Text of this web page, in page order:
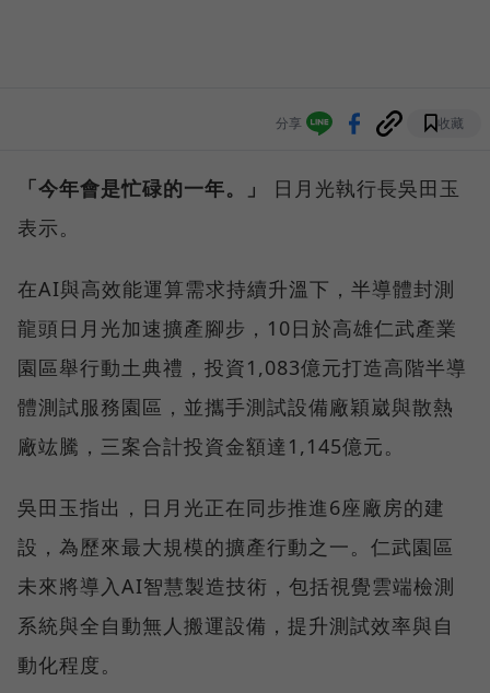
分享 收藏
「今年會是忙碌的一年。」
日月光執行長吳田玉
表示。
在AI與高效能運算需求持續升溫下，半導體封測
龍頭日月光加速擴產腳步，10日於高雄仁武產業
園區舉行動土典禮，投資1,083億元打造高階半導
體測試服務園區，並攜手測試設備廠穎崴與散熱
廠竑騰，三案合計投資金額達1,145億元。
吳田玉指出，日月光正在同步推進6座廠房的建
設，為歷來最大規模的擴產行動之一。仁武園區
未來將導入AI智慧製造技術，包括視覺雲端檢測
系統與全自動無人搬運設備，提升測試效率與自
動化程度。